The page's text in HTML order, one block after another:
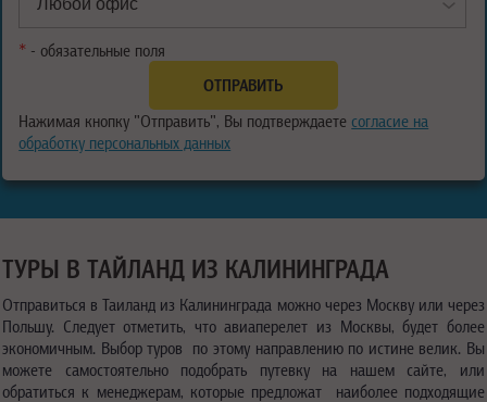
* - обязательные поля
Нажимая кнопку "Отправить", Вы подтверждаете согласие на
обработку персональных данных
ТУРЫ В ТАЙЛАНД ИЗ КАЛИНИНГРАДА
Отправиться в Таиланд из Калининграда можно через Москву или через
Польшу. Следует отметить, что авиаперелет из Москвы, будет более
экономичным. Выбор туров по этому направлению по истине велик. Вы
можете самостоятельно подобрать путевку на нашем сайте, или
обратиться к менеджерам, которые предложат наиболее подходящие